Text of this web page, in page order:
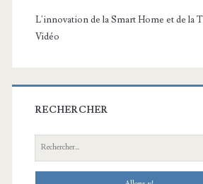
L'innovation de la Smart Home et de la
Vidéo
RECHERCHER
Recherche: